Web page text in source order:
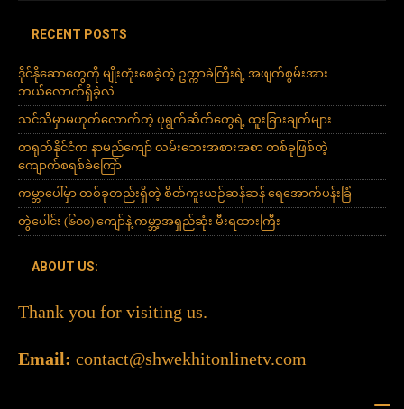
RECENT POSTS
ဒိုင်နိုဆောတွေကို မျိုးတုံးစေခဲ့တဲ့ ဥက္ကာခဲကြီးရဲ့ အဖျက်စွမ်းအား
ဘယ်လောက်ရှိခဲ့လဲ
သင်သိမှာမဟုတ်လောက်တဲ့ ပုရွက်ဆိတ်တွေရဲ့ ထူးခြားချက်များ ….
တရုတ်နိုင်ငံက နာမည်ကျော် လမ်းဘေးအစားအစာ တစ်ခုဖြစ်တဲ့
ကျောက်စရစ်ခဲကြော်
ကမ္ဘာပေါ်မှာ တစ်ခုတည်းရှိတဲ့ စိတ်ကူးယဉ်ဆန်ဆန် ရေအောက်ပန်းခြံ
တွဲပေါင်း (၆၀၀) ကျော်နဲ့ ကမ္ဘာ့အရှည်ဆုံး မီးရထားကြီး
ABOUT US:
Thank you for visiting us.
Email: contact@shwekhitonlinetv.com